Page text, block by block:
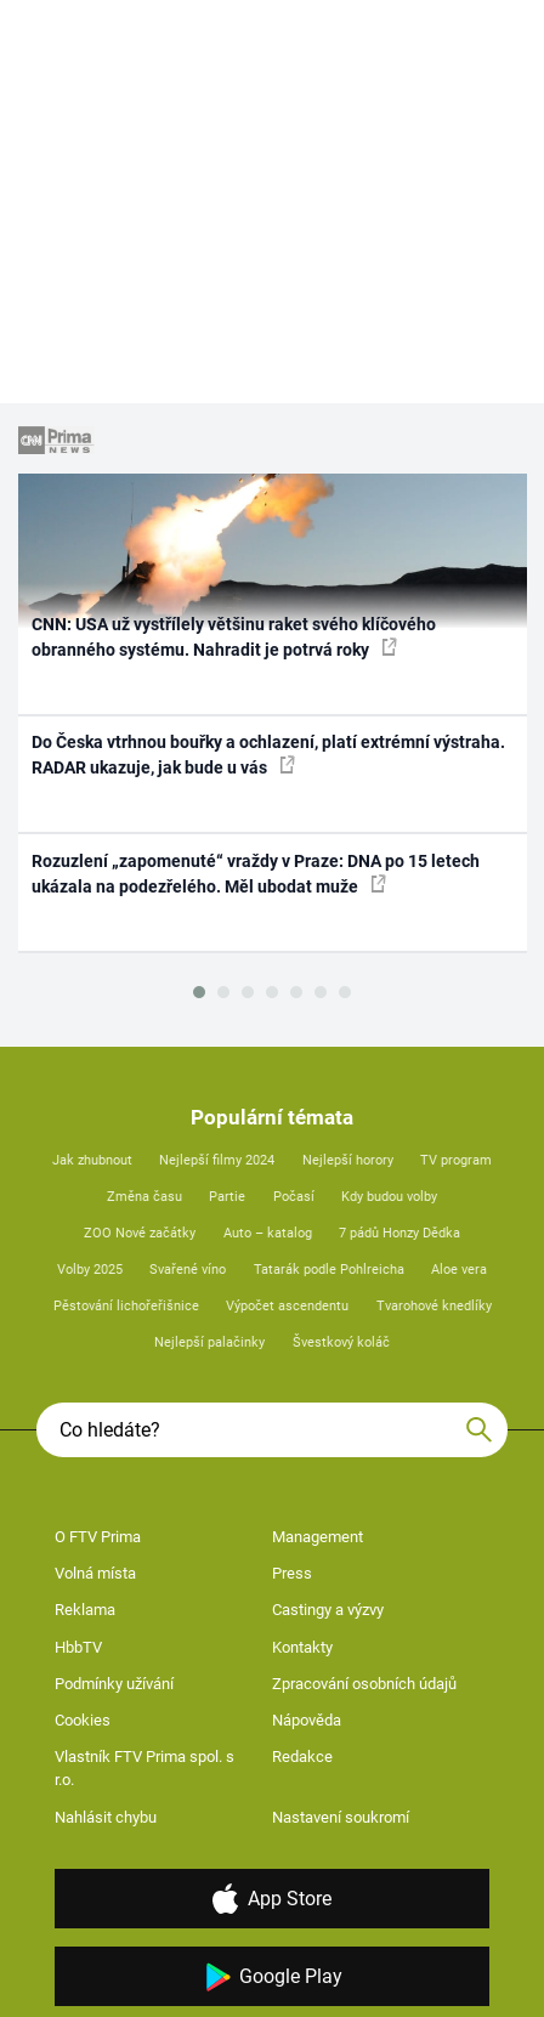
CNN: USA už vystřílely většinu raket svého klíčového
obranného systému. Nahradit je potrvá roky
Do Česka vtrhnou bouřky a ochlazení, platí extrémní výstraha.
RADAR ukazuje, jak bude u vás
Rozuzlení „zapomenuté“ vraždy v Praze: DNA po 15 letech
ukázala na podezřelého. Měl ubodat muže
Populární témata
Jak zhubnout Nejlepší filmy 2024 Nejlepší horory TV program
Změna času Partie Počasí Kdy budou volby
ZOO Nové začátky Auto – katalog 7 pádů Honzy Dědka
Volby 2025 Svařené víno Tatarák podle Pohlreicha Aloe vera
Pěstování lichořeřišnice Výpočet ascendentu Tvarohové knedlíky
Nejlepší palačinky Švestkový koláč
O FTV Prima Management
Volná místa Press
Reklama Castingy a výzvy
HbbTV Kontakty
Podmínky užívání Zpracování osobních údajů
Cookies Nápověda
Vlastník FTV Prima spol. s
r.o.
Redakce
Nahlásit chybu Nastavení soukromí
App Store
Google Play